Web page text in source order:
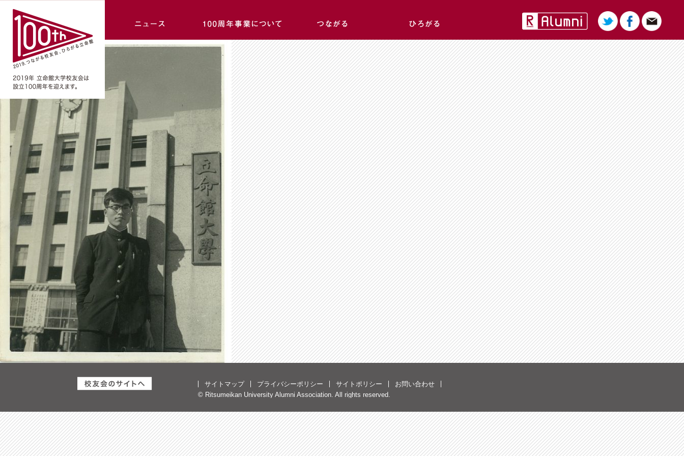
サイトマップ プライバシーポリシー サイトポリシー
お問い合わせ
© Ritsumeikan University Alumni Association. All rights reserved.